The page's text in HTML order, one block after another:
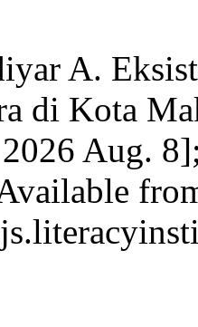
A.
di Kota
Aug.